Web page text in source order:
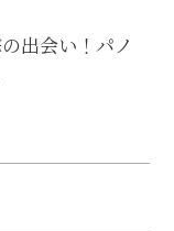
出会い！パノ